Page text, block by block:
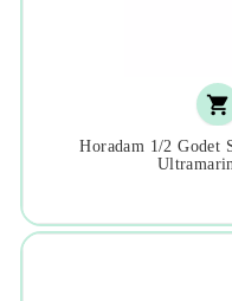

Horadam 1/2 Godet